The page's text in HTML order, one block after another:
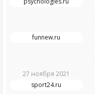
funnew.ru
27 ноября 2021
sport24.ru